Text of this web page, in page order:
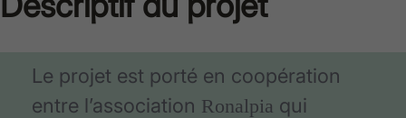
Le projet est porté en coopération
entre l’association Ronalpia qui